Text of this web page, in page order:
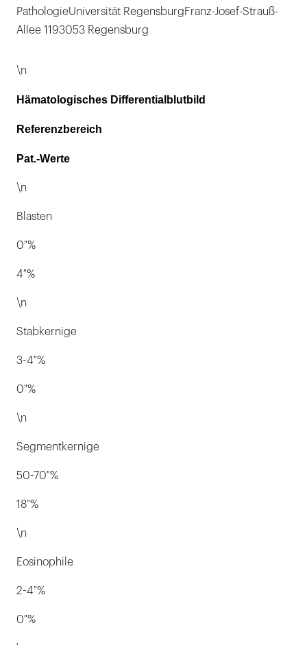
PathologieUniversität RegensburgFranz-Josef-Strauß-
Allee 1193053 Regensburg
\n
Hämatologisches Differentialblutbild
Referenzbereich
Pat.-Werte
\n
Blasten
0 %
4 %
\n
Stabkernige
3-4 %
0 %
\n
Segmentkernige
50-70 %
18 %
\n
Eosinophile
2-4 %
0 %